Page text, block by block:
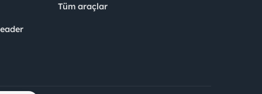
Tüm araçlar